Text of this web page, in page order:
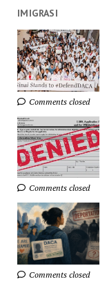
IMIGRASI
Comments closed
Comments closed
Comments closed